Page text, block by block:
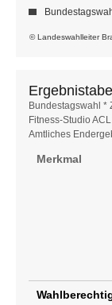
© Landeswahlleiter
Bundestagswahl *
Fitness-Studio ACL
Amtliches
Merkmal